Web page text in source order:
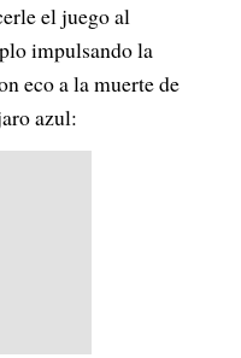
el juego al
impulsando la
eco a la muerte de
azul: